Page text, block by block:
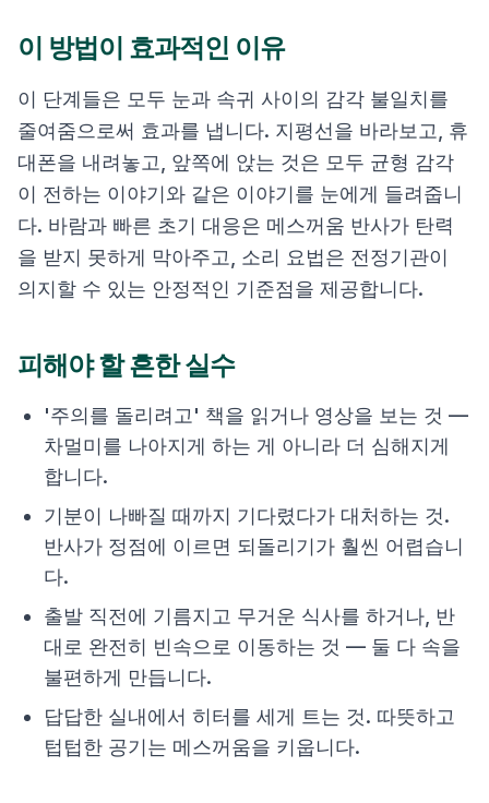
이 방법이 효과적인 이유
이 단계들은 모두 눈과 속귀 사이의 감각 불일치를
줄여줌으로써 효과를 냅니다. 지평선을 바라보고, 휴
대폰을 내려놓고, 앞쪽에 앉는 것은 모두 균형 감각
이 전하는 이야기와 같은 이야기를 눈에게 들려줍니
다. 바람과 빠른 초기 대응은 메스꺼움 반사가 탄력
을 받지 못하게 막아주고, 소리 요법은 전정기관이
의지할 수 있는 안정적인 기준점을 제공합니다.
피해야 할 흔한 실수
'주의를 돌리려고' 책을 읽거나 영상을 보는 것 —
차멀미를 나아지게 하는 게 아니라 더 심해지게
합니다.
기분이 나빠질 때까지 기다렸다가 대처하는 것.
반사가 정점에 이르면 되돌리기가 훨씬 어렵습니
다.
출발 직전에 기름지고 무거운 식사를 하거나, 반
대로 완전히 빈속으로 이동하는 것 — 둘 다 속을
불편하게 만듭니다.
답답한 실내에서 히터를 세게 트는 것. 따뜻하고
텁텁한 공기는 메스꺼움을 키웁니다.